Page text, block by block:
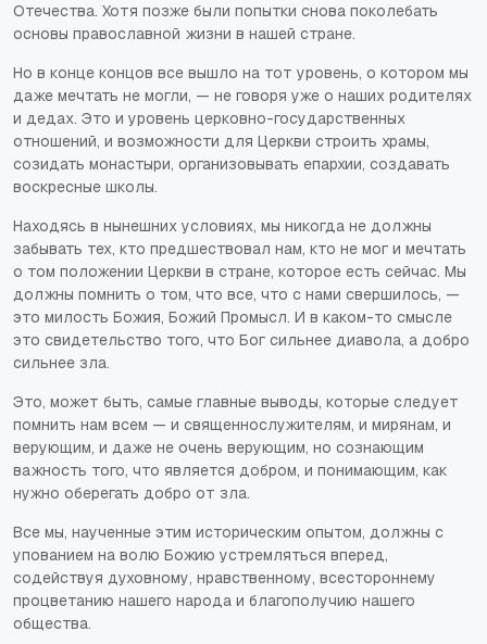
Отечества. Хотя позже были попытки снова поколебать
основы православной жизни в нашей стране.
Но в конце концов все вышло на тот уровень, о котором мы
даже мечтать не могли, — не говоря уже о наших родителях
и дедах. Это и уровень церковно-государственных
отношений, и возможности для Церкви строить храмы,
созидать монастыри, организовывать епархии, создавать
воскресные школы.
Находясь в нынешних условиях, мы никогда не должны
забывать тех, кто предшествовал нам, кто не мог и мечтать
о том положении Церкви в стране, которое есть сейчас. Мы
должны помнить о том, что все, что с нами свершилось, —
это милость Божия, Божий Промысл. И в каком-то смысле
это свидетельство того, что Бог сильнее диавола, а добро
сильнее зла.
Это, может быть, самые главные выводы, которые следует
помнить нам всем — и священнослужителям, и мирянам, и
верующим, и даже не очень верующим, но сознающим
важность того, что является добром, и понимающим, как
нужно оберегать добро от зла.
Все мы, наученные этим историческим опытом, должны с
упованием на волю Божию устремляться вперед,
содействуя духовному, нравственному, всестороннему
процветанию нашего народа и благополучию нашего
общества.